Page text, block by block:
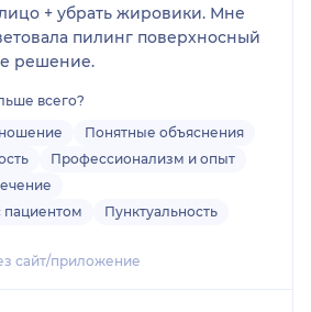
+ убрать жировики. Мне
пилинг поверхносный
решение.
всего?
Понятные объяснения
Профессионализм и опыт
пациентом
Пунктуальность
сайт/приложение